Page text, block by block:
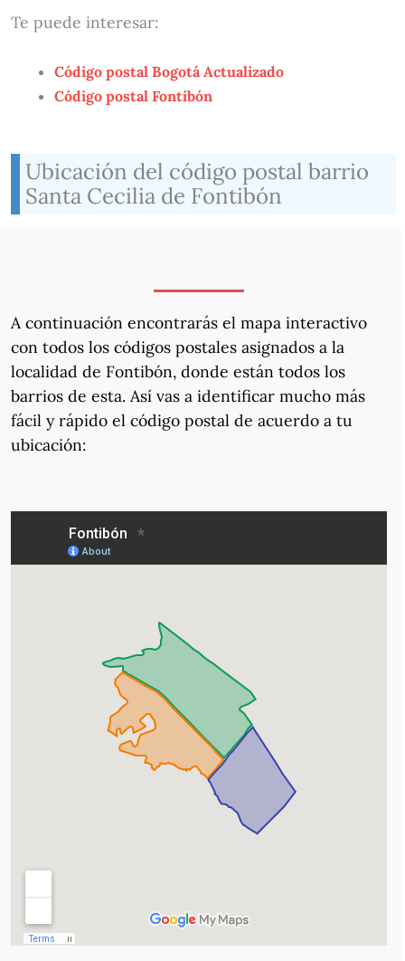
Te puede interesar:
Código postal Bogotá Actualizado
Código postal Fontibón
Ubicación del código postal barrio
Santa Cecilia de Fontibón
A continuación encontrarás el mapa interactivo
con todos los códigos postales asignados a la
localidad de Fontibón, donde están todos los
barrios de esta. Así vas a identificar mucho más
fácil y rápido el código postal de acuerdo a tu
ubicación: